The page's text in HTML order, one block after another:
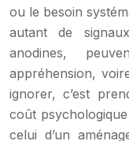
ou le besoin
autant de
anodines,
appréhension,
ignorer, c’est
coût
celui d’un